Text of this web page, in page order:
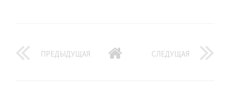
ПРЕДЫДУЩАЯ СЛЕДУЩАЯ